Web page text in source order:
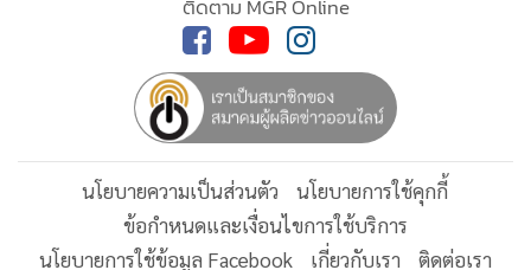
ปัจจุบันกำลังศึกษาระดับปริญญาเอก สาขาจิตวิทยาประยุกต์
สถาบันวิจัยพฤติกรรมศาสตร์ มหาวิทยาลัยศรีนครินทรวิโรฒ
- สำนักวัฒนธรรม กีฬา และการท่องเที่ยว
- สำนักการจราจรและขนส่ง - สำนักงานเลขานุการผู้ว่าราชการ
กรุงเทพมหานคร
ติดตาม MGR Online
นโยบายความเป็นส่วนตัว
นโยบายการใช้คุกกี้
ข้อกำหนดและเงื่อนไขการใช้บริการ